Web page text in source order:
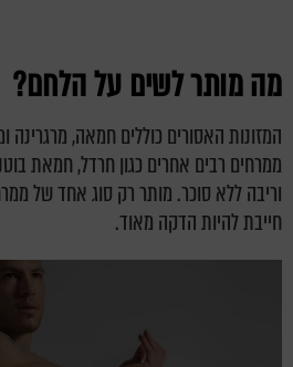
מה מותר לשים על הלחם?
המזונות האסורים כוללים חמאה,
ממרחים רבים אחרים כגון חרדל, חמאת
וריבה ללא סוכר. מותר רק סוג אחד של
חייבת להיות הדקה מאוד.